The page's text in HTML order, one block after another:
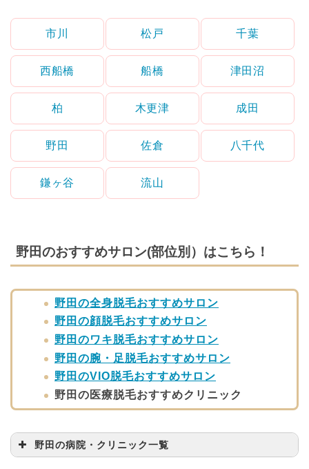
市川 松戸 千葉
西船橋 船橋 津田沼
柏 木更津 成田
野田 佐倉 八千代
鎌ヶ谷 流山
野田のおすすめサロン(部位別）はこちら！
野田の全身脱毛おすすめサロン
野田の顔脱毛おすすめサロン
野田のワキ脱毛おすすめサロン
野田の腕・足脱毛おすすめサロン
野田のVIO脱毛おすすめサロン
野田の医療脱毛おすすめクリニック
野田の病院・クリニック一覧